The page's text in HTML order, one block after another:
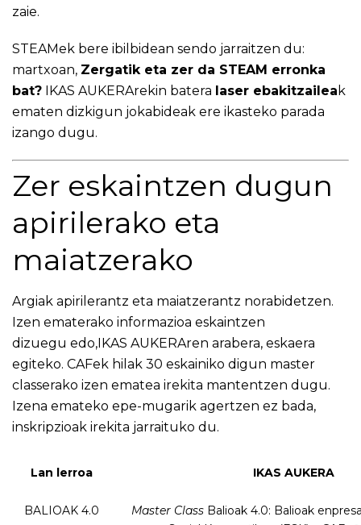
zaie.
​​​​​​​STEAMek bere ibilbidean sendo jarraitzen du:
martxoan, Zergatik eta zer da STEAM erronka
bat? IKAS AUKERArekin batera laser ebakitzailea k
ematen dizkigun jokabideak ere ikasteko parada
izango dugu.
Zer eskaintzen dugun
apirilerako eta
maiatzerako
Argiak apirilerantz eta maiatzerantz norabidetzen.
Izen ematerako informazioa eskaintzen
dizuegu edo,IKAS AUKERAren arabera, eskaera
egiteko. CAFek hilak 30 eskainiko digun master
classerako izen ematea irekita mantentzen dugu.
Izena emateko epe-mugarik agertzen ez bada,
inskripzioak irekita jarraituko du.
Lan lerroa IKAS AUKERA
BALIOAK 4.0 Master Class Balioak 4.0: Balioak